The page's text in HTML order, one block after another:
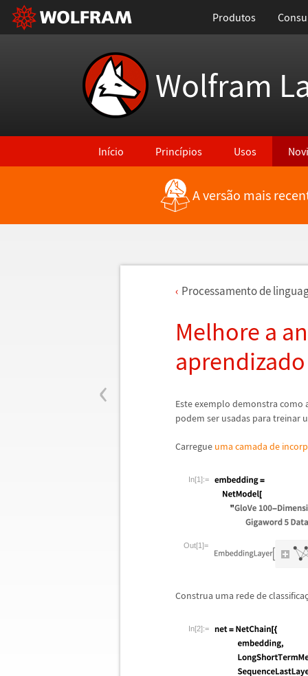
Produtos
Wolfram
Início Princípios Usos
A versão mais
‹
Processamento de
Melhore a an
Este exemplo demonstra como
podem ser usadas para treinar
Carregue uma camada de
In[1]:=
Out[1]=
Construa uma rede de classificaç
In[2]:=